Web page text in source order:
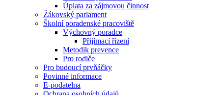
Úplata za zájmovou činnost
Žákovský parlament
Školní poradenské pracoviště
Výchovný poradce
Přijímací řízení
Metodik prevence
Pro rodiče
Pro budoucí prvňáčky
Povinné informace
E-podatelna